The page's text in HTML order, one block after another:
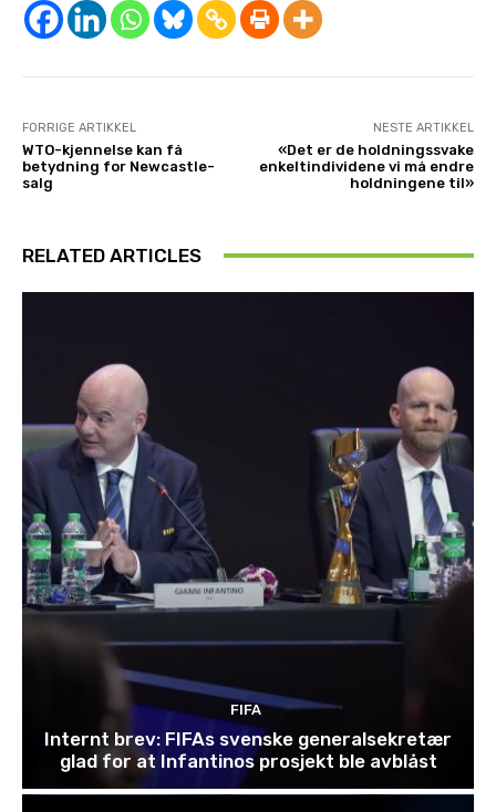
FORRIGE ARTIKKEL
WTO-kjennelse kan få
betydning for Newcastle-
salg
NESTE ARTIKKEL
«Det er de holdningssvake
enkeltindividene vi må endre
holdningene til»
RELATED ARTICLES
FIFA
Internt brev: FIFAs svenske generalsekretær
glad for at Infantinos prosjekt ble avblåst